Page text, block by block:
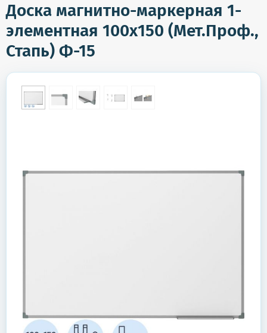
Доска магнитно-маркерная 1-
элементная 100х150 (Мет.Проф.,
Стапь) Ф-15